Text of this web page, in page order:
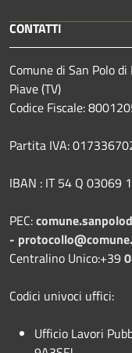
CONTATTI
Comune di San Polo
Piave (TV)
Codice Fiscale:
Partita IVA:
IBAN : IT 54 Q 03069
PEC:
-
Centralino Unico:+39
Codici univoci uffici:
Ufficio Lavori